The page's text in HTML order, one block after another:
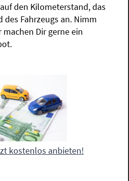
den Kilometerstand, das
Fahrzeugs an. Nimm
machen Dir gerne ein
kostenlos anbieten!